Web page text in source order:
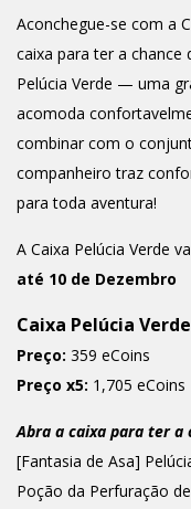
Aconchegue-se com a
caixa para ter a chance
Pelúcia Verde — uma
acomoda
combinar com o
companheiro traz
para toda aventura!
A Caixa Pelúcia Verde
até 10 de Dezembro
Caixa Pelúcia Verde
Preço: 359 eCoins
Preço x5: 1,705 eCoins
Abra a caixa para ter a
[Fantasia de Asa]
Poção da Perfuração